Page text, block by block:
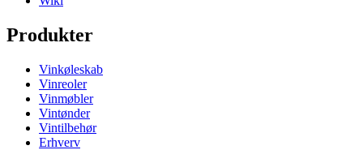
Produkter
Vinkøleskab
Vinreoler
Vinmøbler
Vintønder
Vintilbehør
Erhverv